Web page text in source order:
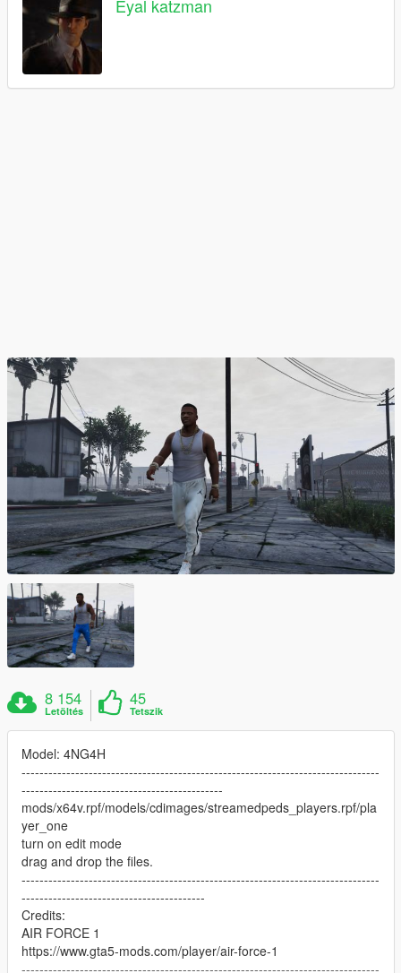
Eyal katzman
8 154
Letöltés
45
Tetszik
Model: 4NG4H
--------------------------------------------------------------------------------
---------------------------------------------
mods/x64v.rpf/models/cdimages/streamedpeds_players.rpf/pla
yer_one
turn on edit mode
drag and drop the files.
--------------------------------------------------------------------------------
-----------------------------------------
Credits:
AIR FORCE 1
https://www.gta5-mods.com/player/air-force-1
--------------------------------------------------------------------------------